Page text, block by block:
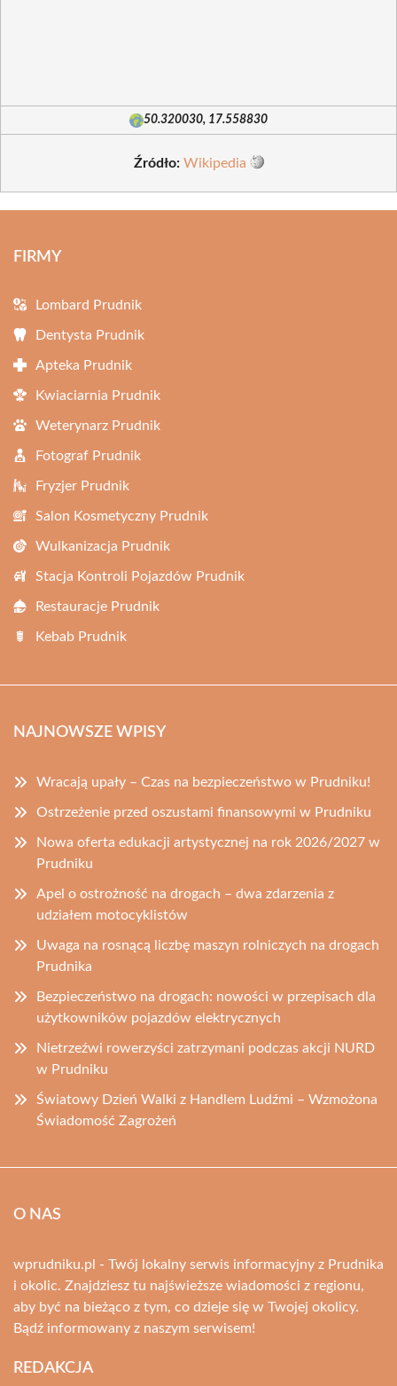
50.320030, 17.558830
Źródło: Wikipedia
FIRMY
Lombard Prudnik
Dentysta Prudnik
Apteka Prudnik
Kwiaciarnia Prudnik
Weterynarz Prudnik
Fotograf Prudnik
Fryzjer Prudnik
Salon Kosmetyczny Prudnik
Wulkanizacja Prudnik
Stacja Kontroli Pojazdów Prudnik
Restauracje Prudnik
Kebab Prudnik
NAJNOWSZE WPISY
Wracają upały – Czas na bezpieczeństwo w Prudniku!
Ostrzeżenie przed oszustami finansowymi w Prudniku
Nowa oferta edukacji artystycznej na rok 2026/2027 w
Prudniku
Apel o ostrożność na drogach – dwa zdarzenia z
udziałem motocyklistów
Uwaga na rosnącą liczbę maszyn rolniczych na drogach
Prudnika
Bezpieczeństwo na drogach: nowości w przepisach dla
użytkowników pojazdów elektrycznych
Nietrzeźwi rowerzyści zatrzymani podczas akcji NURD
w Prudniku
Światowy Dzień Walki z Handlem Ludźmi – Wzmożona
Świadomość Zagrożeń
O NAS
wprudniku.pl - Twój lokalny serwis informacyjny z Prudnika
i okolic. Znajdziesz tu najświeższe wiadomości z regionu,
aby być na bieżąco z tym, co dzieje się w Twojej okolicy.
Bądź informowany z naszym serwisem!
REDAKCJA